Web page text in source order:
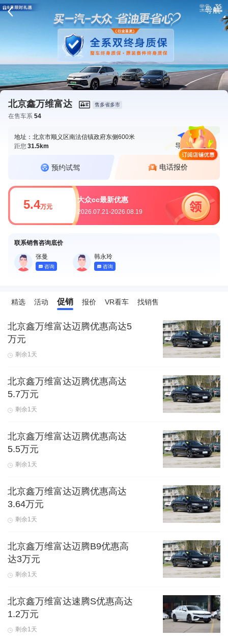
导航
北京鑫万维富达 售多省多市
在售车系 54
地址：北京市顺义区南法信镇政府东侧600米
距您31.5km 导航 电话
预约试驾 电话报价
5.4万元
大众cc最新优惠
2026.07.21-2026.08.19
联系销售咨询底价
张曼
咨询
韩永玲
咨询
精选 活动 促销 报价 VR看车 找销售
北京鑫万维富达迈腾优惠高达5
万元
剩余1天
北京鑫万维富达迈腾优惠高达
5.7万元
剩余1天
北京鑫万维富达迈腾优惠高达
5.5万元
剩余1天
北京鑫万维富达迈腾优惠高达
3.64万元
剩余1天
北京鑫万维富达迈腾B9优惠高
达3万元
剩余1天
北京鑫万维富达速腾S优惠高达
1.2万元
剩余1天